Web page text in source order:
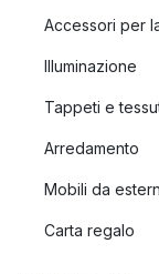
Accessori per
Illuminazione
Tappeti e
Arredamento
Mobili da
Carta regalo